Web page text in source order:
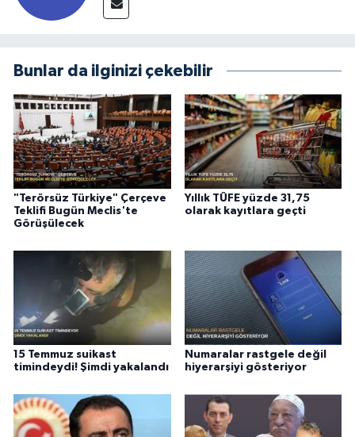
Bunlar da ilginizi çekebilir
"Terörsüz Türkiye" Çerçeve
Teklifi Bugün Meclis'te
Görüşülecek
Yıllık TÜFE yüzde 31,75
olarak kayıtlara geçti
15 Temmuz suikast
timindeydi! Şimdi yakalandı
Numaralar rastgele değil
hiyerarşiyi gösteriyor